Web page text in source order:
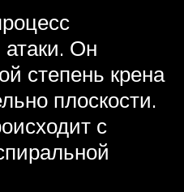
атаки. Он
степень крена
плоскости.
с